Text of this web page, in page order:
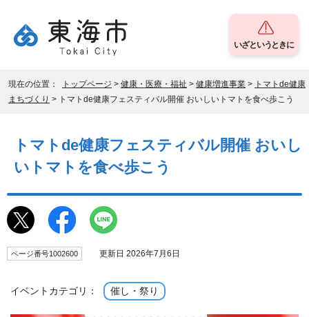
いざというときに
現在の位置： トップページ > 健康・医療・福祉 > 健康増進事業 > トマトde健康
まちづくり > トマトde健康フェスティバル開催 おいしいトマトを食べ歩こう
トマトde健康フェスティバル開催 おいし
いトマトを食べ歩こう
ページ番号1002600 更新日 2026年7月6日
イベントカテゴリ： 催し・祭り